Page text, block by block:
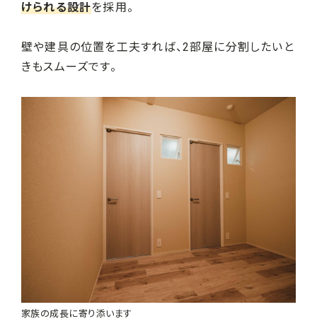
けられる設計を採用。
壁や建具の位置を工夫すれば、2部屋に分割したいと
きもスムーズです。
家族の成長に寄り添います